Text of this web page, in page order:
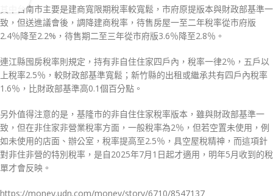
其中台南市主要是建商寬限期稅率較寬鬆，市府原提版本與財政部基準一
致，但送進議會後，調降建商稅率，待售房屋一至二年稅率從市府版
2.4％降至2.2%，待售期二至三年從市府版3.6％降至2.8％。
連江縣囤房稅率則規定，持有非自住住家四戶內，稅率一律2％，五戶以
上稅率2.5％，較財政部基準寬鬆；新竹縣的出租或繼承共有四戶內稅率
1.6％，比財政部基準高0.1個百分點。
另外值得注意的是，基隆市的非自住住家稅率版本，雖與財政部基準一
致，但在非住家非營業稅率方面，一般稅率為2％，但若空置未使用，例
如未使用的店面、辦公室，稅率提高至2.5％，具空屋稅精神，而這項針
對非住非營的特別稅率，是自2025年7月1日起才適用，明年5月收到的稅
單才會反映。
https://money.udn.com/money/story/6710/8547137